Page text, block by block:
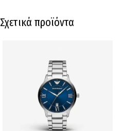
Σχετικά προϊόντα